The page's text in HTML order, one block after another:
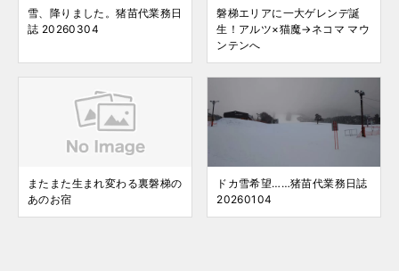
雪、降りました。猪苗代業務日
誌 20260304
磐梯エリアに一大ゲレンデ誕
生！アルツ×猫魔→ネコマ マウ
ンテンへ
またまた生まれ変わる裏磐梯の
あのお宿
ドカ雪希望……猪苗代業務日誌
20260104